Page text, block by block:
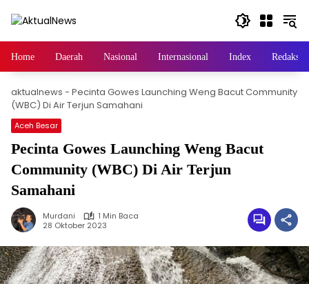
Home Daerah Nasional Internasional Index Redaksi
aktualnews - Pecinta Gowes Launching Weng Bacut Community
(WBC) Di Air Terjun Samahani
Aceh Besar
Pecinta Gowes Launching Weng Bacut
Community (WBC) Di Air Terjun
Samahani
Murdani
1 Min Baca
28 Oktober 2023